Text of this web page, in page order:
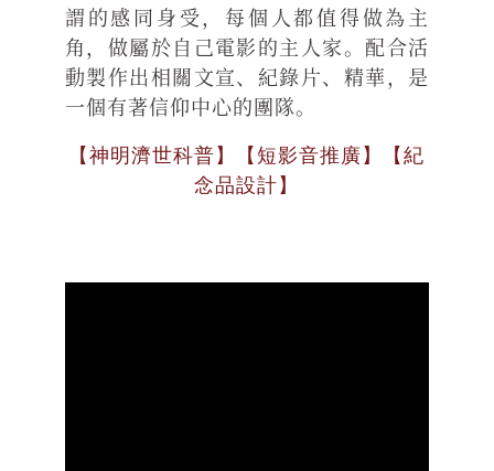
謂的感同身受，每個人都值得做為主
角，做屬於自己電影的主人家。配合活
動製作出相關文宣、紀錄片、精華，是
一個有著信仰中心的團隊。
【神明濟世科普】【短影音推廣】【紀
念品設計】